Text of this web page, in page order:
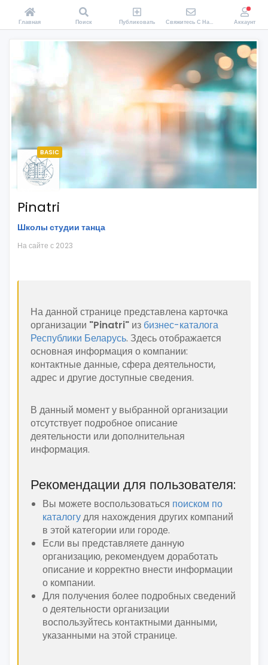
BASIC
Pinatri
Школы студии танца
На сайте с 2023
На данной странице представлена карточка
организации "Pinatri" из бизнес-каталога
Республики Беларусь. Здесь отображается
основная информация о компании:
контактные данные, сфера деятельности,
адрес и другие доступные сведения.
В данный момент у выбранной организации
отсутствует подробное описание
деятельности или дополнительная
информация.
Рекомендации для пользователя:
Вы можете воспользоваться поиском по
каталогудля нахождения других компаний
в этой категории или городе.
Если вы представляете данную
организацию, рекомендуем доработать
описание и корректно внести информации
о компании.
Для получения более подробных сведений
о деятельности организации
воспользуйтесь контактными данными,
указанными на этой странице.
Главная Поиск Публиковать Свяжитесь С Нами Аккаунт